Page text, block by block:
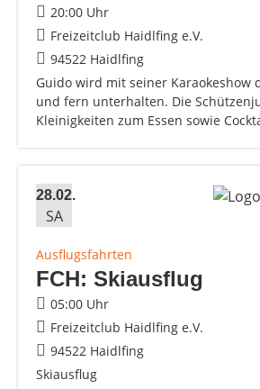
20:00 Uhr
Freizeitclub Haidlfing e.V.
94522 Haidlfing
Guido wird mit seiner Karaokeshow
und fern unterhalten. Die
Kleinigkeiten zum Essen sowie
28.02.
SA
Ausflugsfahrten
FCH: Skiausflug
05:00 Uhr
Freizeitclub Haidlfing e.V.
94522 Haidlfing
Skiausflug